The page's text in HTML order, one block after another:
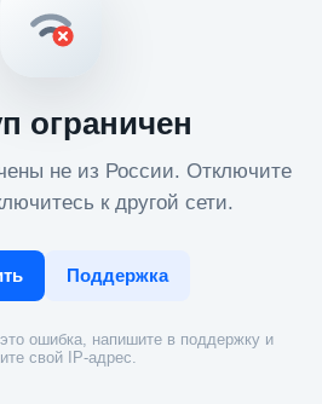
ограничен
не из России. Отключите
к другой сети.
Поддержка
ошибка, напишите в поддержку и
свой IP-адрес.